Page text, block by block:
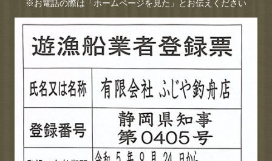
※お電話の際は「ホームページを見た」とお伝えください